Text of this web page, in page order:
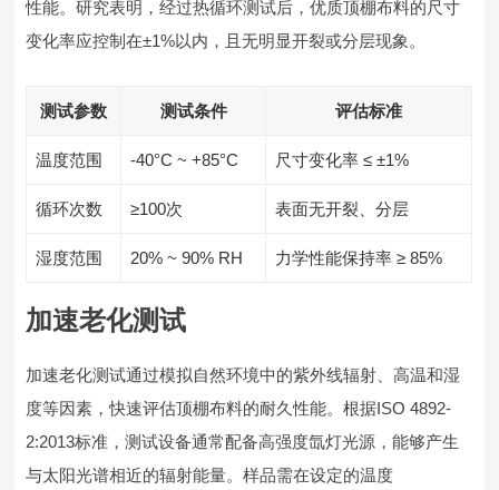
性能。研究表明，经过热循环测试后，优质顶棚布料的尺寸
变化率应控制在±1%以内，且无明显开裂或分层现象。
测试参数 测试条件 评估标准
温度范围 -40°C ~ +85°C 尺寸变化率 ≤ ±1%
循环次数 ≥100次 表面无开裂、分层
湿度范围 20% ~ 90% RH 力学性能保持率 ≥ 85%
加速老化测试
加速老化测试通过模拟自然环境中的紫外线辐射、高温和湿
度等因素，快速评估顶棚布料的耐久性能。根据ISO 4892-
2:2013标准，测试设备通常配备高强度氙灯光源，能够产生
与太阳光谱相近的辐射能量。样品需在设定的温度